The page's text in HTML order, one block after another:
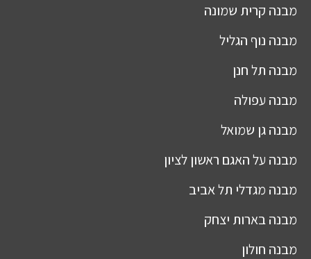
מבנה קרית שמונה
מבנה נוף הגליל
מבנה תל חנן
מבנה עפולה
מבנהגן שמואל
מבנה על האגם ראשון לציון
מבנה מגדלי תל אביב
מבנהבארות יצחק
מבנה חולון